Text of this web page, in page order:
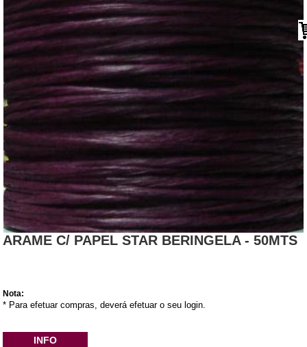
ARAME C/ PAPEL STAR BERINGELA - 50MTS
Nota:
* Para efetuar compras, deverá efetuar o seu login.
INFO